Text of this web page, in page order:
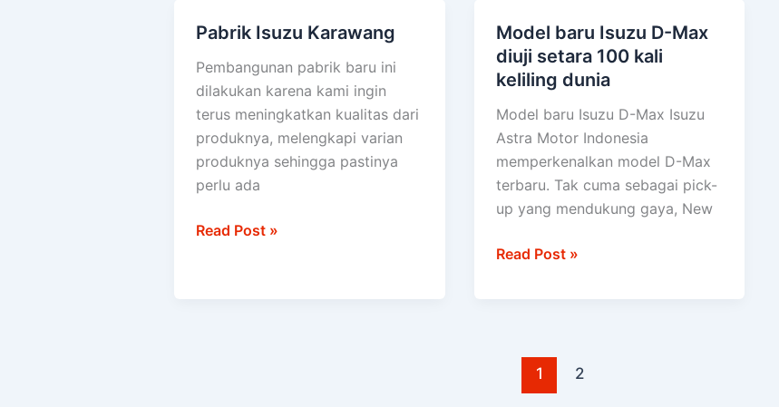
Pabrik Isuzu Karawang
Pembangunan pabrik baru ini
dilakukan karena kami ingin
terus meningkatkan kualitas dari
produknya, melengkapi varian
produknya sehingga pastinya
perlu ada
Pabrik
Karawang
Read Post »
Model baru Isuzu D-Max
diuji setara 100 kali
keliling dunia
Model baru Isuzu D-Max Isuzu
Astra Motor Indonesia
memperkenalkan model D-Max
terbaru. Tak cuma sebagai pick-
up yang mendukung gaya, New
Model
baru
Isuzu
Max
diuji
setara
100
kali
Read Post »
1 2